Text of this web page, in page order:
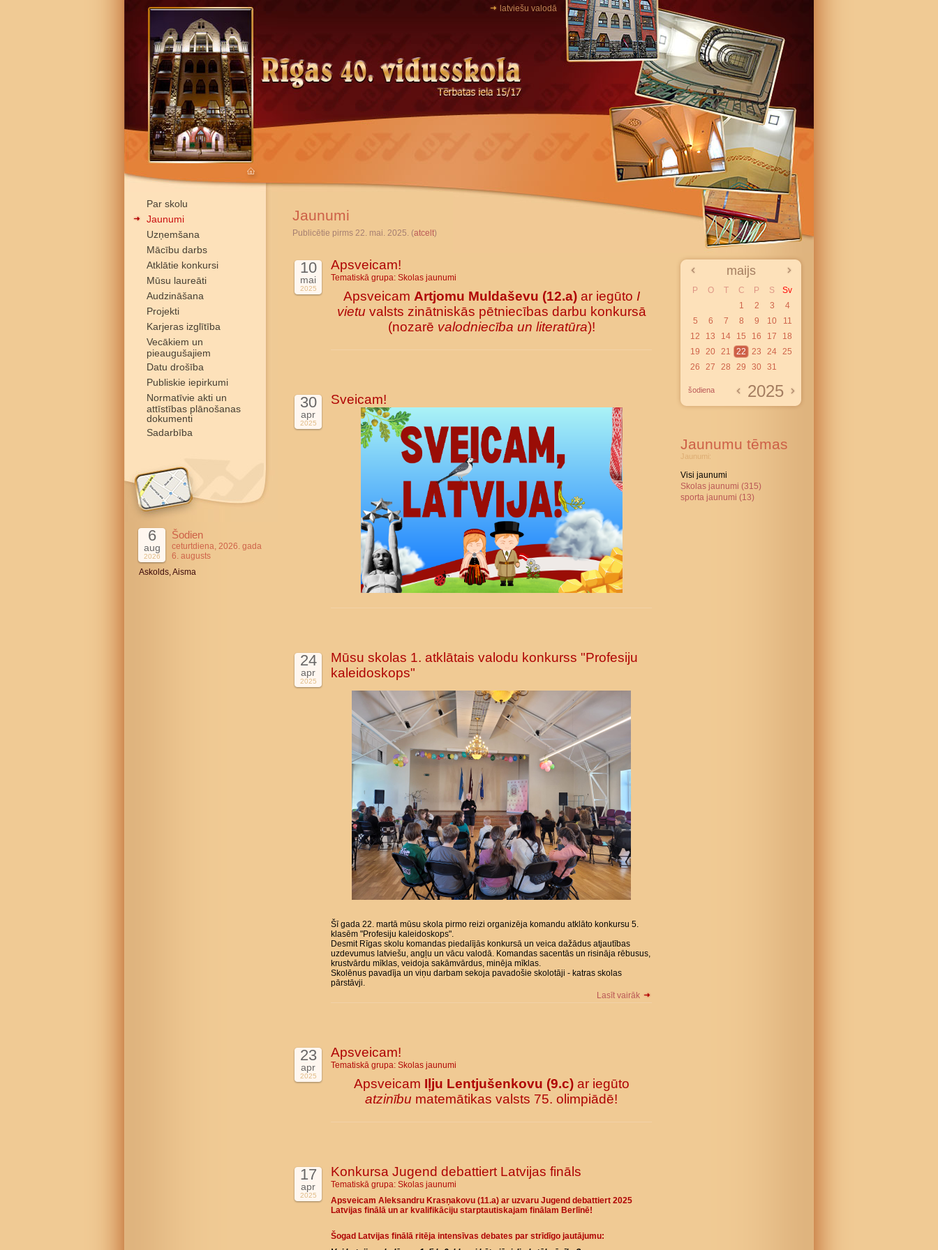
latviešu valodā
Par skolu
Jaunumi
Uzņemšana
Mācību darbs
Atklātie konkursi
Mūsu laureāti
Audzināšana
Projekti
Karjeras izglītība
Vecākiem un
pieaugušajiem
Datu drošība
Publiskie iepirkumi
Normatīvie akti un
attīstības plānošanas
dokumenti
Sadarbība
6
aug
2026
Šodien
ceturtdiena, 2026. gada
6. augusts
Askolds, Aisma
Jaunumi
Publicētie pirms 22. mai. 2025. (atcelt)
10
mai
2025
Apsveicam!
Tematiskā grupa: Skolas jaunumi
Apsveicam Artjomu Muldaševu (12.a)ar iegūto I
vietu valsts zinātniskās pētniecības darbu konkursā
(nozarē valodniecība un literatūra)!
30
apr
2025
Sveicam!
24
apr
2025
Mūsu skolas 1. atklātais valodu konkurss "Profesiju
kaleidoskops"
Šī gada 22. martā mūsu skola pirmo reizi organizēja komandu atklāto konkursu 5.
klasēm "Profesiju kaleidoskops".
Desmit Rīgas skolu komandas piedalījās konkursā un veica dažādus atjautības
uzdevumus latviešu, angļu un vācu valodā. Komandas sacentās un risināja rēbusus,
krustvārdu mīklas, veidoja sakāmvārdus, minēja mīklas.
Skolēnus pavadīja un viņu darbam sekoja pavadošie skolotāji - katras skolas
pārstāvji.
Lasīt vairāk
23
apr
2025
Apsveicam!
Tematiskā grupa: Skolas jaunumi
Apsveicam Iļju Lentjušenkovu (9.c)ar iegūto
atzinību matemātikas valsts 75. olimpiādē!
17
apr
2025
Konkursa Jugend debattiert Latvijas fināls
Tematiskā grupa: Skolas jaunumi
Apsveicam Aleksandru Krasņakovu (11.a) ar uzvaru Jugend debattiert 2025
Latvijas finālā un ar kvalifikāciju starptautiskajam finālam Berlīnē!
Šogad Latvijas finālā ritēja intensīvas debates par strīdīgo jautājumu:
maijs
P O T C P S
Sv
1
2 3
4
5
6 7 8 9 10
11
12
13 14 15 16 17
18
19
20 21 22 23 24 25
26
27 28 29 30 31
šodiena 2025
Jaunumu tēmas
Jaunumi:
Visi jaunumi
Skolas jaunumi (315)
sporta jaunumi (13)